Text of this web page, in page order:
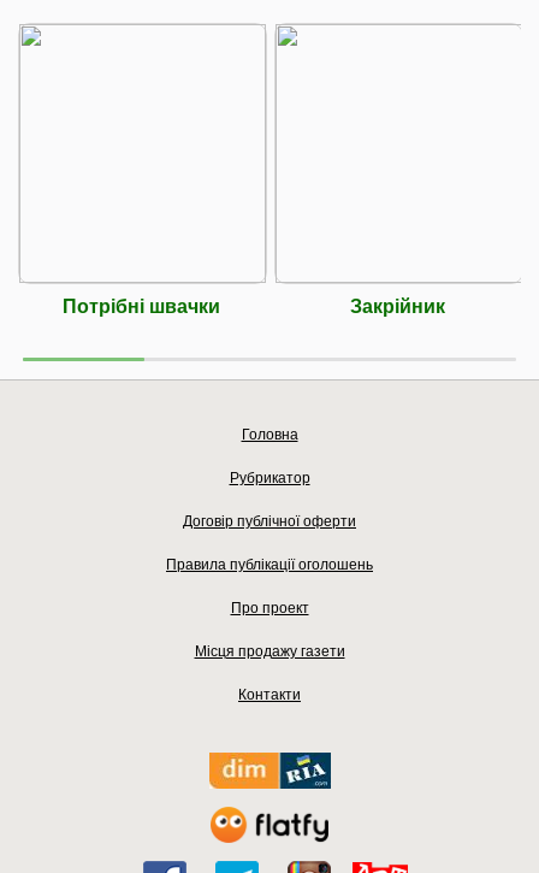
Потрібні швачки Закрійник
Головна
Рубрикатор
Договір публічної оферти
Правила публікації оголошень
Про проект
Місця продажу газети
Контакти